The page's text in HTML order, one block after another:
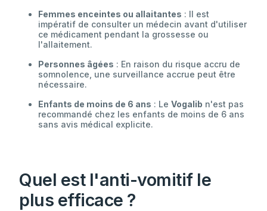
Femmes enceintes ou allaitantes : Il est
impératif de consulter un médecin avant d'utiliser
ce médicament pendant la grossesse ou
l'allaitement.
Personnes âgées : En raison du risque accru de
somnolence, une surveillance accrue peut être
nécessaire.
Enfants de moins de 6 ans : Le Vogalib n'est pas
recommandé chez les enfants de moins de 6 ans
sans avis médical explicite.
Quel est l'anti-vomitif le
plus efficace ?